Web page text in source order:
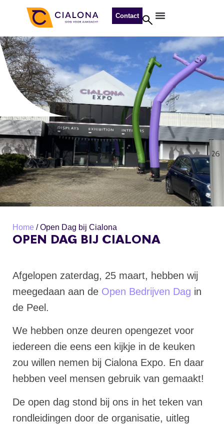
Contact
Home /Open Dag bij Cialona
OPEN DAG BIJ CIALONA
Afgelopen zaterdag, 25 maart, hebben wij
meegedaan aan de Open Bedrijven Dag in
de Peel.
We hebben onze deuren opengezet voor
iedereen die eens een kijkje in de keuken
zou willen nemen bij Cialona Expo. En daar
hebben veel mensen gebruik van gemaakt!
De open dag stond bij ons in het teken van
rondleidingen door de organisatie, uitleg